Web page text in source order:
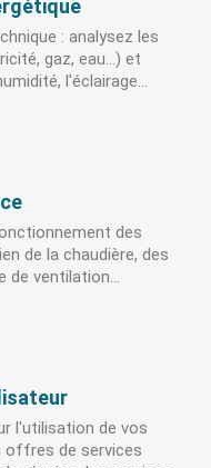
: analysez les
gaz, eau...) et
l'éclairage...
des
de la chaudière, des
de ventilation...
l'utilisation de vos
offres de services